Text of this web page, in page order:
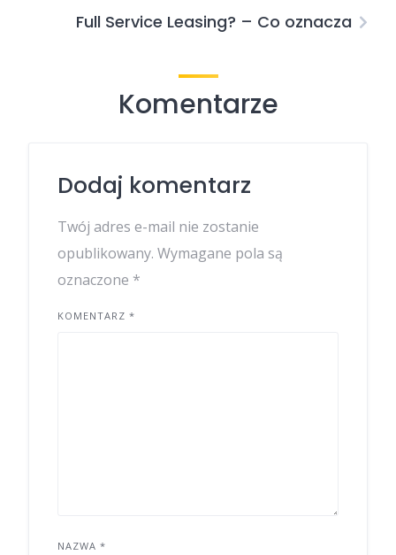
Full Service Leasing? – Co oznacza
Komentarze
Dodaj komentarz
Twój adres e-mail nie zostanie
opublikowany. Wymagane pola są
oznaczone *
KOMENTARZ *
NAZWA *